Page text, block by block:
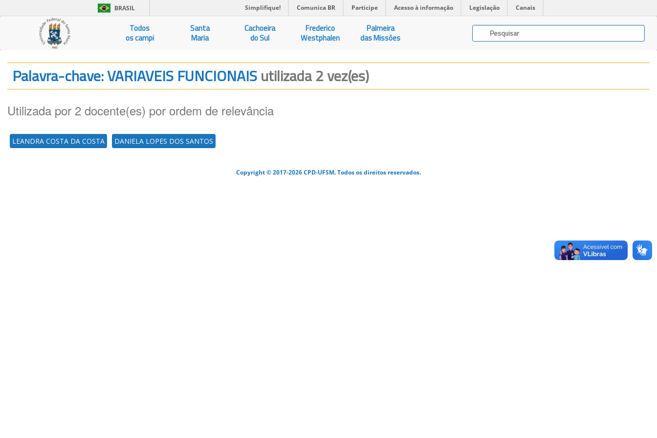
BRASIL Simplifique! Comunica BR Participe Acesso à informação Legislação Canais
Todos
os campi
Santa
Maria
Cachoeira
do Sul
Frederico
Westphalen
Palmeira
das Missões
Palavra-chave: VARIAVEIS FUNCIONAISutilizada 2 vez(es)
Utilizada por 2 docente(es) por ordem de relevância
LEANDRA COSTA DA COSTA DANIELA LOPES DOS SANTOS
Copyright © 2017-2026 CPD-UFSM. Todos os direitos reservados.